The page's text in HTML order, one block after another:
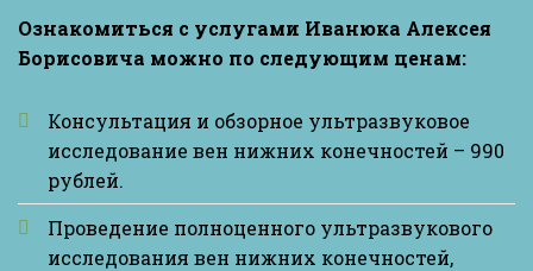
Ознакомиться с услугами Иванюка Алексея
Борисовича можно по следующим ценам:
Консультация и обзорное ультразвуковое
исследование вен нижних конечностей – 990
рублей.
Проведение полноценного ультразвукового
исследования вен нижних конечностей,